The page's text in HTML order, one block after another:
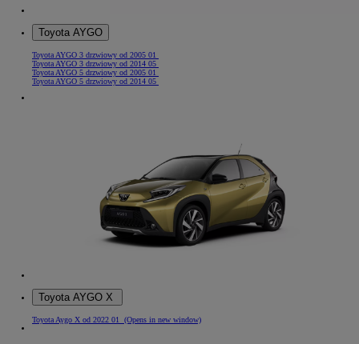
Toyota AYGO
Toyota AYGO 3 drzwiowy od 2005 01
Toyota AYGO 3 drzwiowy od 2014 05
Toyota AYGO 5 drzwiowy od 2005 01
Toyota AYGO 5 drzwiowy od 2014 05
Toyota AYGO X
Toyota Aygo X od 2022 01 (Opens in new window)